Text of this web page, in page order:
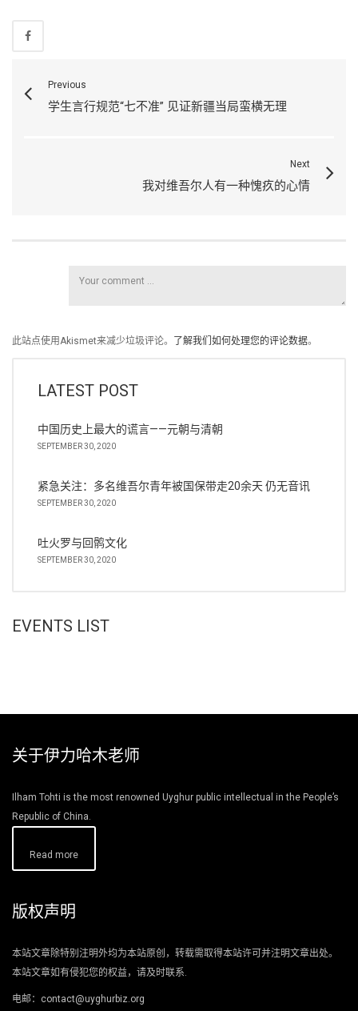
Previous
学生言行规范“七不准” 见证新疆当局蛮横无理
Next
我对维吾尔人有一种愧疚的心情
此站点使用Akismet来减少垃圾评论。 了解我们如何处理您的评论数据。
LATEST POST
中国历史上最大的谎言——元朝与清朝
SEPTEMBER 30, 2020
紧急关注：多名维吾尔青年被国保带走20余天 仍无音讯
SEPTEMBER 30, 2020
吐火罗与回鹘文化
SEPTEMBER 30, 2020
EVENTS LIST
关于伊力哈木老师
Ilham Tohti is the most renowned Uyghur public intellectual in the People’s
Republic of China.
Read more
版权声明
本站文章除特别注明外均为本站原创，转载需取得本站许可并注明文章出处。
本站文章如有侵犯您的权益，请及时联系.
电邮：contact@uyghurbiz.org